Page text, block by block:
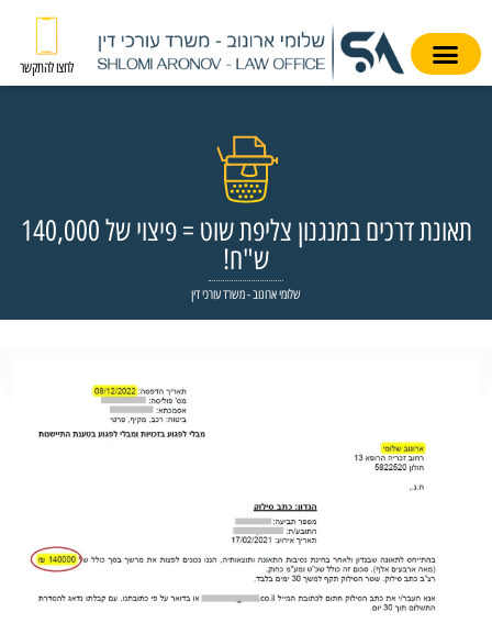
לחצו להתקשר
תאונת דרכים במנגנון צליפת שוט = פיצוי של 140,000
ש"ח!
שלומי ארונוב - משרד עורכי דין